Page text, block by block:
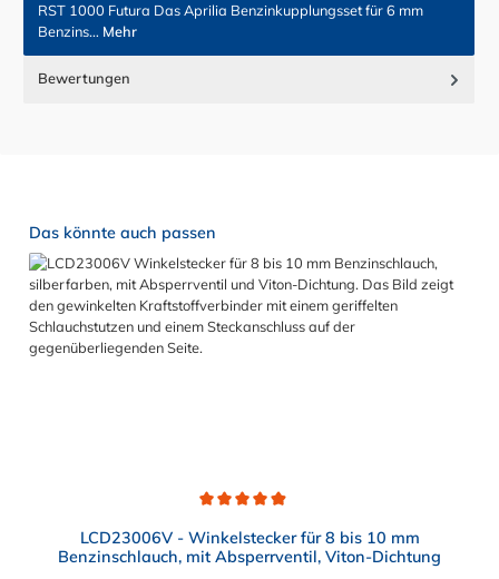
RST 1000 Futura Das Aprilia Benzinkupplungsset für 6 mm
Benzins… Mehr
Bewertungen
Produktgalerie überspringen
Das könnte auch passen
LCD23006V - Winkelstecker für 8 bis 10 mm
Benzinschlauch, mit Absperrventil, Viton-Dichtung